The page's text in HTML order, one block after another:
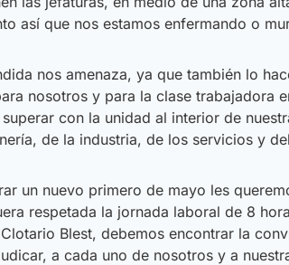
así que nos estamos enfermando o
nos amenaza, ya que también lo
nosotros y para la clase
con la unidad al interior de
de la industria, de los servicios y
un nuevo primero de mayo les
respetada la jornada laboral de 8
Blest, debemos encontrar la
a cada uno de nosotros y a